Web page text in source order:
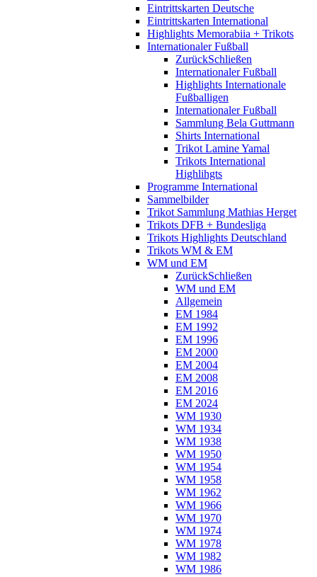
Eintrittskarten Deutsche
Eintrittskarten International
Highlights Memorabiia + Trikots
Internationaler Fußball
ZurückSchließen
Internationaler Fußball
Highlights Internationale
Fußballigen
Internationaler Fußball
Sammlung Bela Guttmann
Shirts International
Trikot Lamine Yamal
Trikots International
Highlihgts
Programme International
Sammelbilder
Trikot Sammlung Mathias Herget
Trikots DFB + Bundesliga
Trikots Highlights Deutschland
Trikots WM & EM
WM und EM
ZurückSchließen
WM und EM
Allgemein
EM 1984
EM 1992
EM 1996
EM 2000
EM 2004
EM 2008
EM 2016
EM 2024
WM 1930
WM 1934
WM 1938
WM 1950
WM 1954
WM 1958
WM 1962
WM 1966
WM 1970
WM 1974
WM 1978
WM 1982
WM 1986